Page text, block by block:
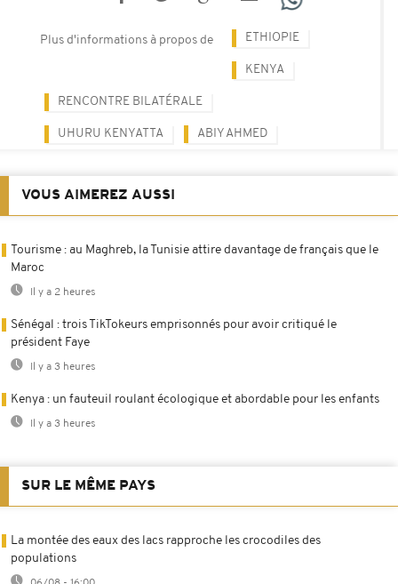
Plus d'informations à propos de ETHIOPIE
KENYA
RENCONTRE BILATÉRALE
UHURU KENYATTA ABIY AHMED
VOUS AIMEREZ AUSSI
Tourisme : au Maghreb, la Tunisie attire davantage de français que le
Maroc
Il y a 2 heures
Sénégal : trois TikTokeurs emprisonnés pour avoir critiqué le
président Faye
Il y a 3 heures
Kenya : un fauteuil roulant écologique et abordable pour les enfants
Il y a 3 heures
SUR LE MÊME PAYS
La montée des eaux des lacs rapproche les crocodiles des
populations